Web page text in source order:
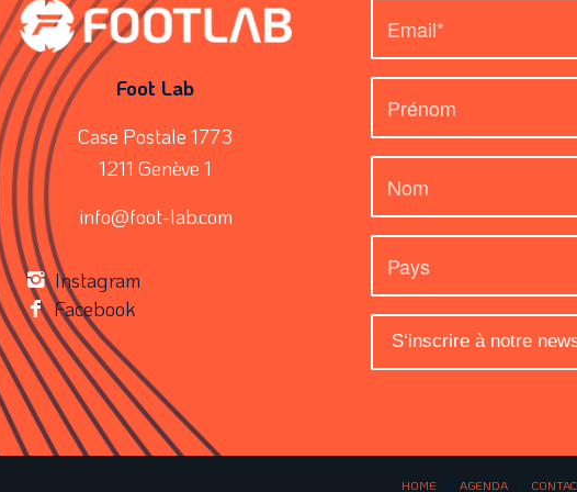
Foot Lab
Case Postale 1773
1211 Genève 1
info@foot-lab.com
Instagram
Facebook
HOME AGENDA